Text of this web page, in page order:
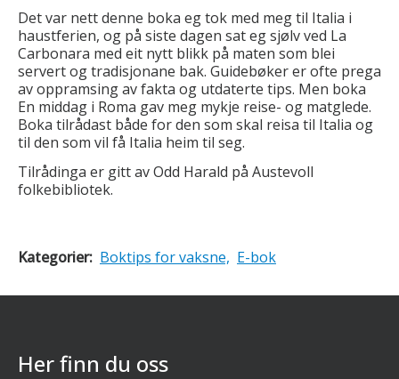
Det var nett denne boka eg tok med meg til Italia i
haustferien, og på siste dagen sat eg sjølv ved La
Carbonara med eit nytt blikk på maten som blei
servert og tradisjonane bak. Guidebøker er ofte prega
av oppramsing av fakta og utdaterte tips. Men boka
En middag i Roma gav meg mykje reise- og matglede.
Boka tilrådast både for den som skal reisa til Italia og
til den som vil få Italia heim til seg.
Tilrådinga er gitt av Odd Harald på Austevoll
folkebibliotek.
Kategorier: Boktips for vaksne, E-bok
Her finn du oss